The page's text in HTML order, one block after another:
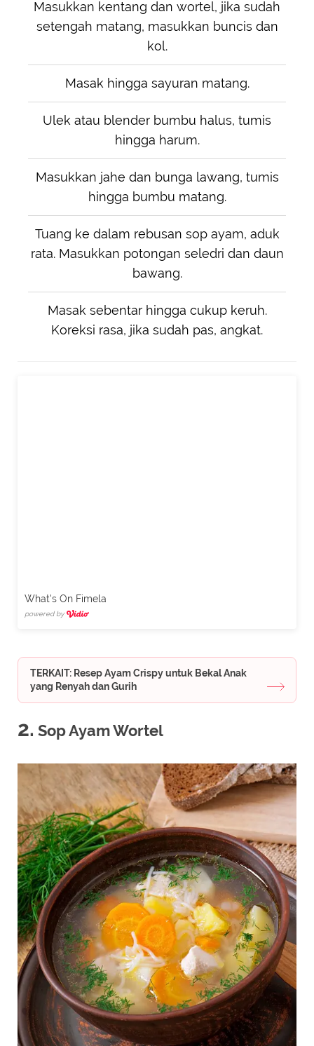
Masukkan kentang dan wortel, jika sudah
setengah matang, masukkan buncis dan
kol.
Masak hingga sayuran matang.
Ulek atau blender bumbu halus, tumis
hingga harum.
Masukkan jahe dan bunga lawang, tumis
hingga bumbu matang.
Tuang ke dalam rebusan sop ayam, aduk
rata. Masukkan potongan seledri dan daun
bawang.
Masak sebentar hingga cukup keruh.
Koreksi rasa, jika sudah pas, angkat.
What's On Fimela
powered by
TERKAIT: Resep Ayam Crispy untuk Bekal Anak
yang Renyah dan Gurih
2. Sop Ayam Wortel